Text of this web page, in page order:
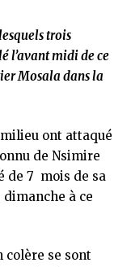
trois
l’avant midi de ce
Mosala dans la
ont attaqué
de Nsimire
de 7 mois de sa
à ce
colère se sont